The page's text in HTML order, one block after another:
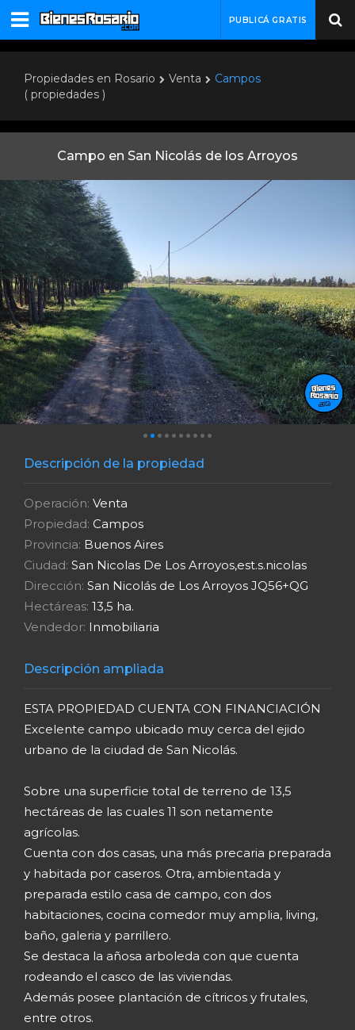
PUBLICÁ GRATIS
Propiedades en Rosario Venta
Campos
( propiedades )
Campo en San Nicolás de los Arroyos
Descripción de la propiedad
Operación: Venta
Propiedad: Campos
Provincia: Buenos Aires
Ciudad: San Nicolas De Los Arroyos,est.s.nicolas
Dirección: San Nicolás de Los Arroyos JQ56+QG
Hectáreas: 13,5 ha.
Vendedor: Inmobiliaria
Descripción ampliada
ESTA PROPIEDAD CUENTA CON FINANCIACIÓN
Excelente campo ubicado muy cerca del ejido
urbano de la ciudad de San Nicolás.
Sobre una superficie total de terreno de 13,5
hectáreas de las cuales 11 son netamente
agrícolas.
Cuenta con dos casas, una más precaria preparada
y habitada por caseros. Otra, ambientada y
preparada estilo casa de campo, con dos
habitaciones, cocina comedor muy amplia, living,
baño, galeria y parrillero.
Se destaca la añosa arboleda con que cuenta
rodeando el casco de las viviendas.
Además posee plantación de cítricos y frutales,
entre otros.